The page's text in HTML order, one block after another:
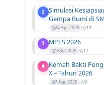
2
Simulasi
Gempa Bumi di
24 Apr 2026 19
3 MPLS 2026
18 Jul 2026 17
4
Kemah Bakti
X – Tahun 2026
7 Agu 2026 9